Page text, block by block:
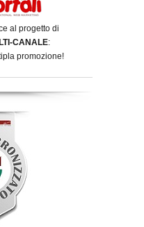
al progetto di
CANALE:
promozione!